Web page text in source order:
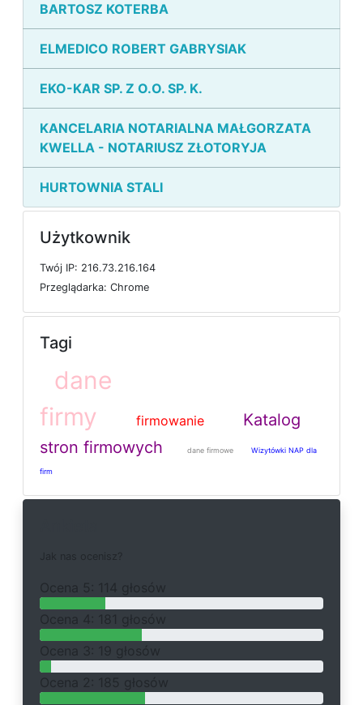
BARTOSZ KOTERBA
ELMEDICO ROBERT GABRYSIAK
EKO-KAR SP. Z O.O. SP. K.
KANCELARIA NOTARIALNA MAŁGORZATA
KWELLA - NOTARIUSZ ZŁOTORYJA
HURTOWNIA STALI
Użytkownik
Twój IP: 216.73.216.164
Przeglądarka: Chrome
Tagi
dane
firmy
firmowanie
Katalog
stron firmowych
dane firmowe Wizytówki NAP dla
firm
a a
O
a 5: 114 głosów
O
a 4: 181 głosów
O
a 3: 19 głosów
O
a 2: 185 głosów